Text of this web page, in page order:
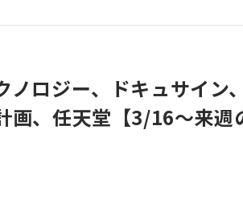
ノロジー、ドキュサイ
画、任天堂【3/16〜来週